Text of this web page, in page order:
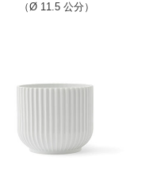
（Ø 11.5 公分）